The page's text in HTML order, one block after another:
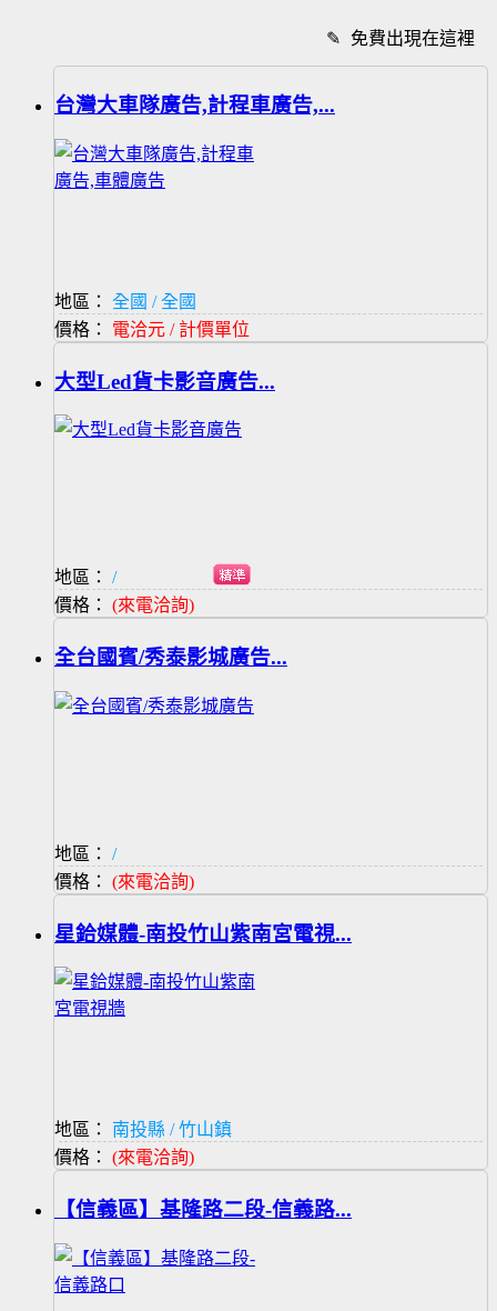
✎ 免費出現在這裡
台灣大車隊廣告,計程車廣告,...
地區：
全國 / 全國
價格： 電洽元 / 計價單位
大型Led貨卡影音廣告...
地區：
/
價格： (來電洽詢)
全台國賓/秀泰影城廣告...
地區：
/
價格： (來電洽詢)
星鉿媒體-南投竹山紫南宮電視...
地區：
南投縣 / 竹山鎮
價格： (來電洽詢)
【信義區】基隆路二段-信義路...